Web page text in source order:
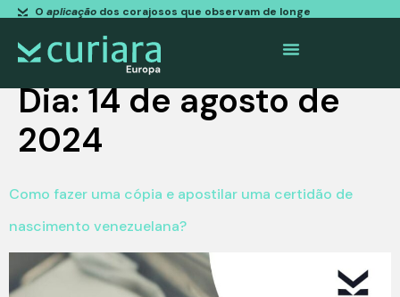
O aplicaçãodos corajosos que observam de longe
Dia:14 de agosto de
2024
Como fazer uma cópia e apostilar uma certidão de
nascimento venezuelana?